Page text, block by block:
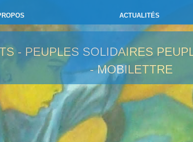
ACTUALITÉS
- PEUPLES SOLIDAIRES
- MOBILETTRE